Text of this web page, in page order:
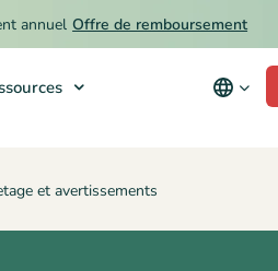
Offre de remboursement
et avertissements